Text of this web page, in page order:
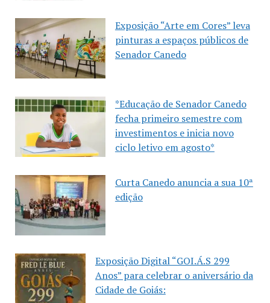
Exposição “Arte em Cores” leva
pinturas a espaços públicos de
Senador Canedo
*Educação de Senador Canedo
fecha primeiro semestre com
investimentos e inicia novo
ciclo letivo em agosto*
Curta Canedo anuncia a sua 10ª
edição
Exposição Digital “GOI.Á.S 299
Anos” para celebrar o aniversário da
Cidade de Goiás: